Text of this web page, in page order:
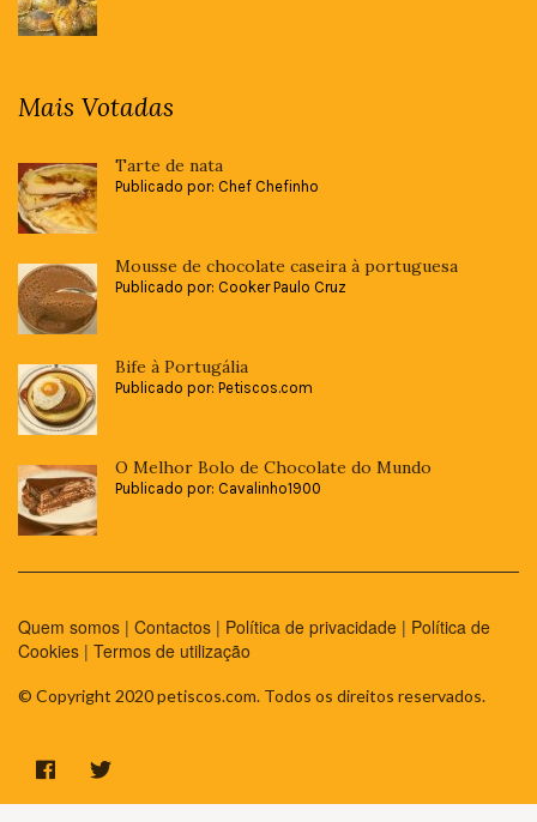
Mais Votadas
Tarte de nata
Publicado por: Chef Chefinho
Mousse de chocolate caseira à portuguesa
Publicado por: Cooker Paulo Cruz
Bife à Portugália
Publicado por: Petiscos.com
O Melhor Bolo de Chocolate do Mundo
Publicado por: Cavalinho1900
Quem somos | Contactos | Política de privacidade | Política de
Cookies | Termos de utilização
© Copyright 2020 petiscos.com. Todos os direitos reservados.